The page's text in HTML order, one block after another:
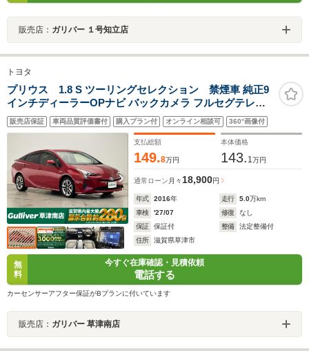
販売店： ガリバー １号知立店
トヨタ
プリウス 1.8 S ツーリングセレクション 禁煙車 純正9
インチディーラーOPナビ バックカメラ フルセグテレビ
レザーシート シートヒーター ステアリングリモコン 革ス
テアリング プッシュスタート スマートキー ETC フロア
販売店保証 車両品質評価書付 購入プラン付 オンライン相談可 360°画像付
支払総額
149.8万円
本体価格
143. 1万円
通常ローン 月々18,900円
年式 2016年 走行 5.0万km
車検
'27/07 修復
なし
保証
保証付 整備
法定整備付
住所
滋賀県草津市
無
料
今すぐ在庫確認・見積依頼
電話する
カーセンサーアフター保証がBプランに付いています
販売店： ガリバー 草津南店